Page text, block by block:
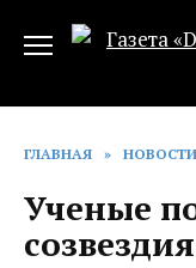
ГЛАВНАЯ » НОВОСТИ
Ученые